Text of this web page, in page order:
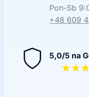
Pon-Sb
+48 609
5,0/5 na